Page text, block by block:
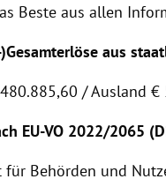
Beste aus allen
aus
/ Ausland €
EU-VO 2022/2065
für Behörden und